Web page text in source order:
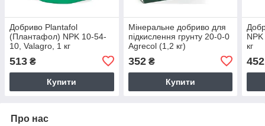
Добриво Plantafol
(Плантафол) NPK 10-54-
10, Valagro, 1 кг
513 ₴
Купити
Мінеральне добриво для
підкислення грунту 20-0-0
Agrecol (1,2 кг)
352₴
Купити
кг
452
Про нас